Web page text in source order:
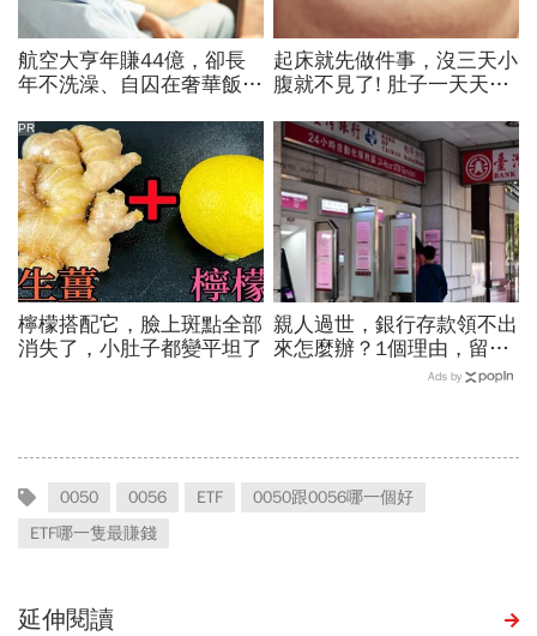
航空大亨年賺44億，卻長
年不洗澡、自囚在奢華飯
人，為何晚年活成一場悲
劇？
起床就先做件事，沒三天小
腹就不見了! 肚子一天天變
檸檬搭配它，臉上斑點全部
消失了，小肚子都變平坦了
PR
親人過世，銀行存款領不出
來怎麼辦？1個理由，留現
金比房子更容易卡死！遺產
Ads by
0050 0056 ETF
0050跟0056哪一個好
ETF哪一隻最賺錢
延伸閱讀